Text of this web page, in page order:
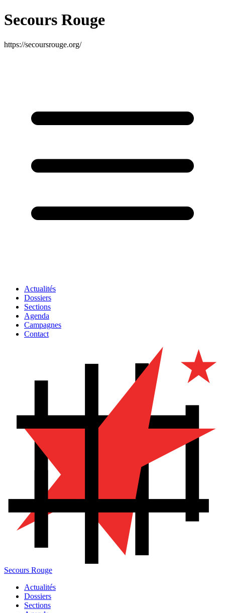
Secours Rouge
https://secoursrouge.org/
Actualités
Dossiers
Sections
Agenda
Campagnes
Contact
Secours Rouge
Actualités
Dossiers
Sections